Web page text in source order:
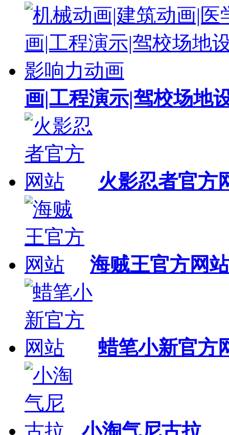
画|工程演示|驾校场地
火影忍者官方
海贼王官方网站
蜡笔小新官方
小淘气尼古拉